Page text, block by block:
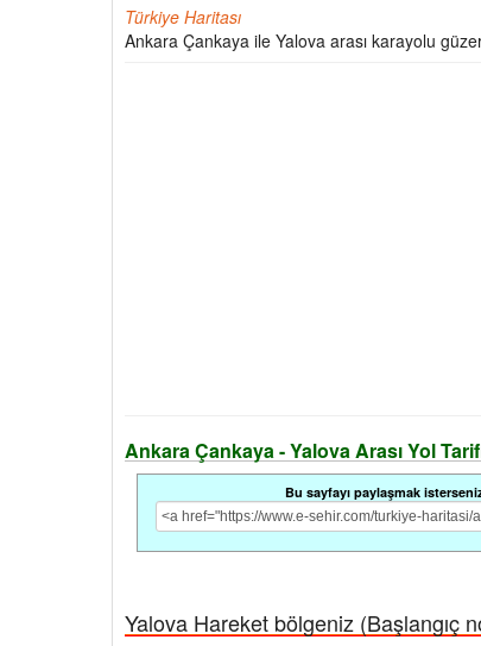
Türkiye Haritası
Ankara Çankaya ile Yalova arası karayolu
Ankara Çankaya - Yalova Arası Yol
Bu sayfayı paylaşmak
Yalova Hareket bölgeniz (Başlangıç